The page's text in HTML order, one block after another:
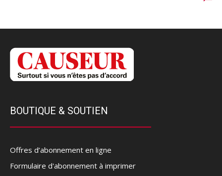
BOUTIQUE & SOUTIEN
Offres d’abonnement en ligne
Formulaire d'abonnement à imprimer